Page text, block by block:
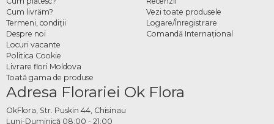
Cum livrăm?
Termeni, condiţii
Despre noi
Locuri vacante
Politica Cookie
Livrare flori Moldova
Toată gama de produse
Vezi toate produsele
Logare/Înregistrare
Comandă Internațional
Adresa Florariei Ok Flora
OkFlora, Str. Puskin 44, Chisinau
Luni-Duminică 08:00 - 21:00